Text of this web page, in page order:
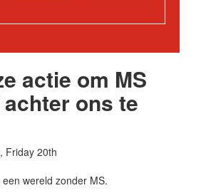
actie om MS
ons te
Friday 20th
wereld zonder MS.